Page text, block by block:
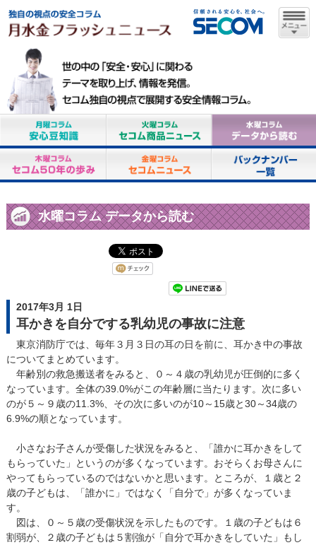
水曜コラム データから読む
2017年3月 1日
耳かきを自分でする乳幼児の事故に注意
東京消防庁では、毎年３月３日の耳の日を前に、耳かき中の事故
についてまとめています。
年齢別の救急搬送者をみると、０～４歳の乳幼児が圧倒的に多く
なっています。全体の39.0%がこの年齢層に当たります。次に多い
のが５～９歳の11.3%、その次に多いのが10～15歳と30～34歳の
6.9%の順となっています。
小さなお子さんが受傷した状況をみると、「誰かに耳かきをして
もらっていた」というのが多くなっています。おそらくお母さんに
やってもらっているのではないかと思います。ところが、１歳と２
歳の子どもは、「誰かに」ではなく「自分で」が多くなっていま
す。
図は、０～５歳の受傷状況を示したものです。１歳の子どもは６
割弱が、２歳の子どもは５割強が「自分で耳かきをしていた」もし